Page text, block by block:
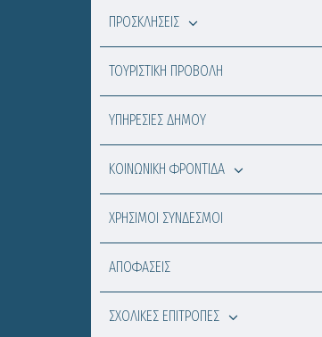
ΠΡΟΣΚΛΗΣΕΙΣ
ΤΟΥΡΙΣΤΙΚΗ ΠΡΟΒΟΛΗ
ΥΠΗΡΕΣΙΕΣ ΔΗΜΟΥ
ΚΟΙΝΩΝΙΚΗ ΦΡΟΝΤΙΔΑ
ΧΡΗΣΙΜΟΙ ΣΥΝΔΕΣΜΟΙ
ΑΠΟΦΑΣΕΙΣ
ΣΧΟΛΙΚΕΣ ΕΠΙΤΡΟΠΕΣ